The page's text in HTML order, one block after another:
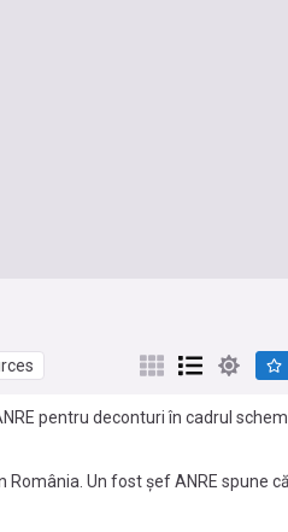
pentru deconturi în cadrul
– 31 iulie
Un fost șef ANRE spune că
țara pe butuci: "Este o crimă"